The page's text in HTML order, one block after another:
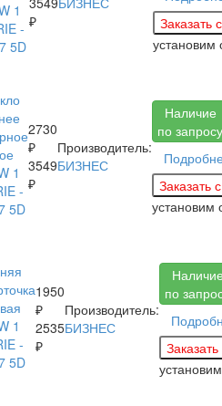
₽
установим
2730
₽
3549
₽
Производитель:
БИЗНЕС
Наличие
по запросу
установим
1950
₽
2535
₽
Производитель:
БИЗНЕС
по